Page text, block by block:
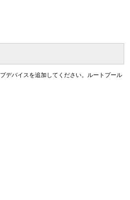
デバイスを追加してください。ルートプール